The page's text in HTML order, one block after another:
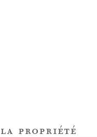
la propriété